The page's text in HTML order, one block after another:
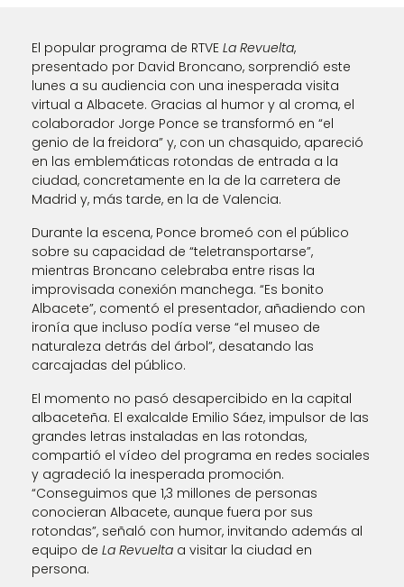
El popular programa de RTVE La Revuelta,
presentado por David Broncano, sorprendió este
lunes a su audiencia con una inesperada visita
virtual a Albacete. Gracias al humor y al croma, el
colaborador Jorge Ponce se transformó en “el
genio de la freidora” y, con un chasquido, apareció
en las emblemáticas rotondas de entrada a la
ciudad, concretamente en la de la carretera de
Madrid y, más tarde, en la de Valencia.
Durante la escena, Ponce bromeó con el público
sobre su capacidad de “teletransportarse”,
mientras Broncano celebraba entre risas la
improvisada conexión manchega. “Es bonito
Albacete”, comentó el presentador, añadiendo con
ironía que incluso podía verse “el museo de
naturaleza detrás del árbol”, desatando las
carcajadas del público.
El momento no pasó desapercibido en la capital
albaceteña. El exalcalde Emilio Sáez, impulsor de las
grandes letras instaladas en las rotondas,
compartió el vídeo del programa en redes sociales
y agradeció la inesperada promoción.
“Conseguimos que 1,3 millones de personas
conocieran Albacete, aunque fuera por sus
rotondas”, señaló con humor, invitando además al
equipo de La Revuelta a visitar la ciudad en
persona.